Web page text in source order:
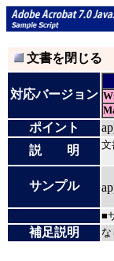
文書を閉じる
対応バージョン
ポイント
説 明
文
サンプル
■
補足説明 な